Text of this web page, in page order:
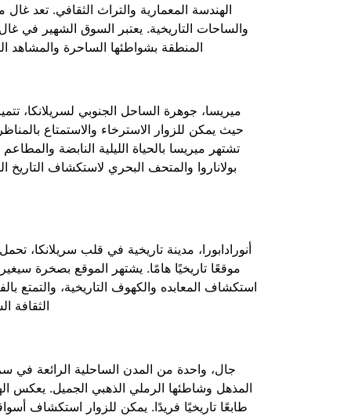
الهندسة المعمارية والتراث الثقافي. تعد
والساحات التاريخية. يعتبر السوق الشهير في
المنطقة بشواطئها الساحرة والمشاهد
ميريسا، جوهرة الساحل الجنوبي لسريلانكا،
حيث يمكن للزوار الاسترخاء والاستمتاع
تشتهر ميريسا بالحياة الليلية النابضة
بولاناروا والمتحف البحري لاستكشاف التاريخ
أنورادابورا، مدينة تاريخية في قلب سريلانكا،
موقعًا تاريخيًا هامًا. يشتهر الموقع بصخرة
استكشاف المعابده والكهوف التاريخية، والتمتع
الثقافة
جال، واحدة من المدن الساحلية الرائعة في
المذهل وشاطئها الرملي الذهبي الجميل. يعكس
طابعًا تاريخيًا فريدًا. يمكن للزوار استكشاف